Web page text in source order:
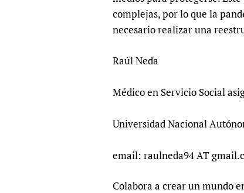
complejas, por lo que la
necesario realizar una
Raúl Neda
Médico en Servicio Social
Universidad Nacional
email: raulneda94 AT
Colabora a crear un mundo